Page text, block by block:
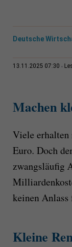
Deutsche
13.11.2025 07:30
Machen
Viele erhalten
Euro. Doch
zwangsläufig
keinen
Kleine